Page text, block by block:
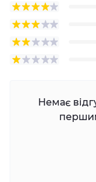
Немає